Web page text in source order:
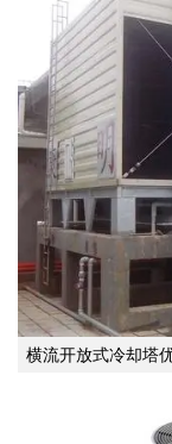
横流开放式冷却塔